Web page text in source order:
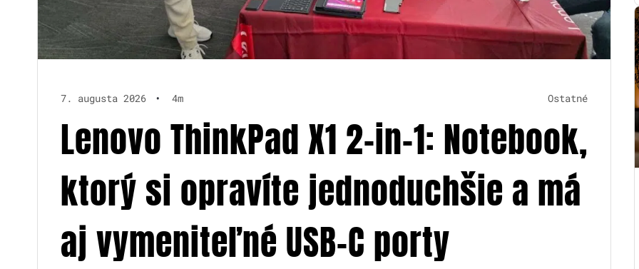
7. augusta 2026 • 4m Ostatné
Lenovo ThinkPad X1 2-in-1: Notebook,
ktorý si opravíte jednoduchšie a má
aj vymeniteľné USB-C porty